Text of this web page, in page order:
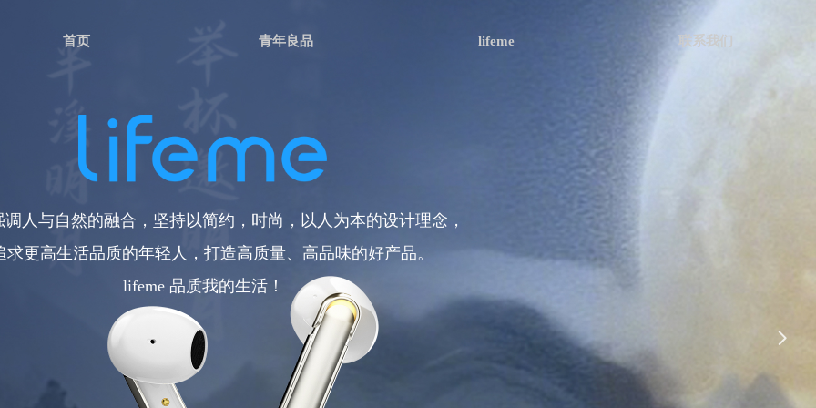
首页 青年良品 lifeme 联系我们
调人与自然的融合，坚持以简约，时尚，以人为本的设计理念，
求更高生活品质的年轻人，打造高质量、高品味的好产品。
lifeme 品质我的生活！
넲